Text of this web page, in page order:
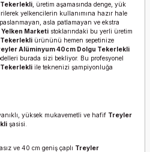
, üretim aşamasında denge, yük
yelkencilerin kullanımına hazır hale
asla patlamayan ve ekstra
Yelken Marketi stoklarındaki bu yerli üretim
ürününü hemen sepetinize
Alüminyum 40cm Dolgu Tekerlekli
burada sizi bekliyor. Bu profesyonel
ile teknenizi şampiyonluğa
yüksek mukavemetli ve hafif Treyler
şasisi.
ve 40 cm geniş çaplı Treyler